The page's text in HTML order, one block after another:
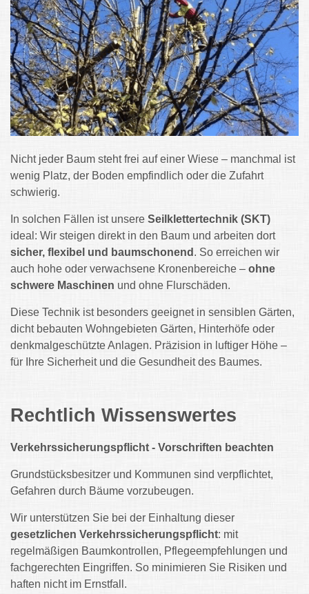
Nicht jeder Baum steht frei auf einer Wiese – manchmal ist
wenig Platz, der Boden empfindlich oder die Zufahrt
schwierig.
In solchen Fällen ist unsere Seilklettertechnik (SKT)
ideal: Wir steigen direkt in den Baum und arbeiten dort
sicher, flexibel und baumschonend . So erreichen wir
auch hohe oder verwachsene Kronenbereiche – ohne
schwere Maschinen und ohne Flurschäden.
Diese Technik ist besonders geeignet in sensiblen Gärten,
dicht bebauten Wohngebieten Gärten, Hinterhöfe oder
denkmalgeschützte Anlagen. Präzision in luftiger Höhe –
für Ihre Sicherheit und die Gesundheit des Baumes.
Rechtlich Wissenswertes
Verkehrssicherungspflicht - Vorschriften beachten
Grundstücksbesitzer und Kommunen sind verpflichtet,
Gefahren durch Bäume vorzubeugen.
Wir unterstützen Sie bei der Einhaltung dieser
gesetzlichen Verkehrssicherungspflicht: mit
regelmäßigen Baumkontrollen, Pflegeempfehlungen und
fachgerechten Eingriffen. So minimieren Sie Risiken und
haften nicht im Ernstfall.